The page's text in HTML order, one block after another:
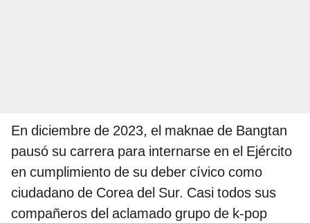
En diciembre de 2023, el maknae de Bangtan
pausó su carrera para internarse en el Ejército
en cumplimiento de su deber cívico como
ciudadano de Corea del Sur. Casi todos sus
compañeros del aclamado grupo de k-pop